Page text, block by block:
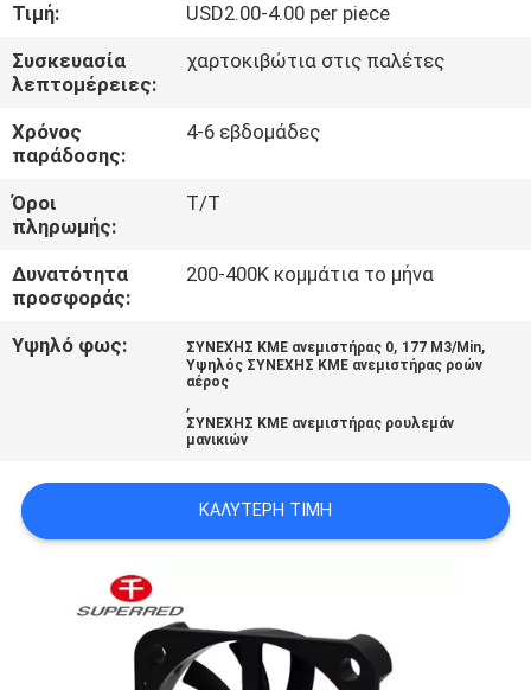
ΈΛΕΓΧΟΣ
ΜΑΣ
ΕΛΆΤΕ
ΣΕ
ΕΠΑΦΉ
ΜΕ
ΕΙΔΉΣΕΙΣ
ΑΠΌΣΠΑΣΜΑ
SITEMAP
PRIVACY
Τιμή:
USD2.00-4.00 per piece
Συσκευασία
λεπτομέρειες:
χαρτοκιβώτια στις παλέτες
Χρόνος
παράδοσης:
4-6 εβδομάδες
Όροι
πληρωμής:
T/T
Δυνατότητα
προσφοράς:
200-400K κομμάτια το μήνα
Υψηλό φως: ΣΥΝΕΧΉΣ ΚΜΕ ανεμιστήρας 0, 177 M3/Min,
Υψηλός ΣΥΝΕΧΗΣ ΚΜΕ ανεμιστήρας ροών
αέρος
,
ΣΥΝΕΧΗΣ ΚΜΕ ανεμιστήρας ρουλεμάν
μανικιών
ΚΑΛΎΤΕΡΗ ΤΙΜΉ